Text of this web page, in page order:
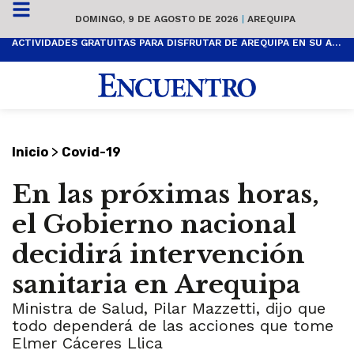
DOMINGO, 9 DE AGOSTO DE 2026 | AREQUIPA
ACTIVIDADES GRATUITAS PARA DISFRUTAR DE AREQUIPA EN SU ANIVERSARIO
Inicio > Covid-19
En las próximas horas,
el Gobierno nacional
decidirá intervención
sanitaria en Arequipa
Ministra de Salud, Pilar Mazzetti, dijo que
todo dependerá de las acciones que tome
Elmer Cáceres Llica